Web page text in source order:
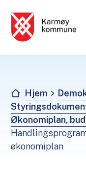
Du er her:
Hjem
Økonomiplan,
økonomiplan